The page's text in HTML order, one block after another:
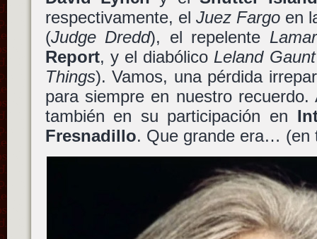
respectivamente, el Juez Fargoen
(Judge Dredd), el repelente
Report, y el diabólico Leland Gaunt
Things). Vamos, una pérdida
para siempre en nuestro
también en su participación en
Fresnadillo. Que grande era… (en